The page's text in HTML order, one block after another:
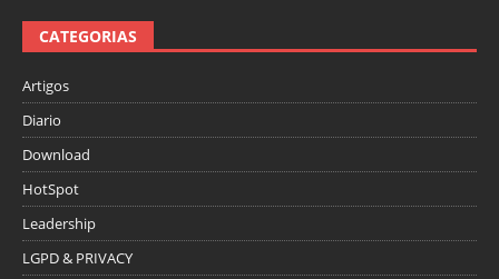
CATEGORIAS
Artigos
Diario
Download
HotSpot
Leadership
LGPD & PRIVACY